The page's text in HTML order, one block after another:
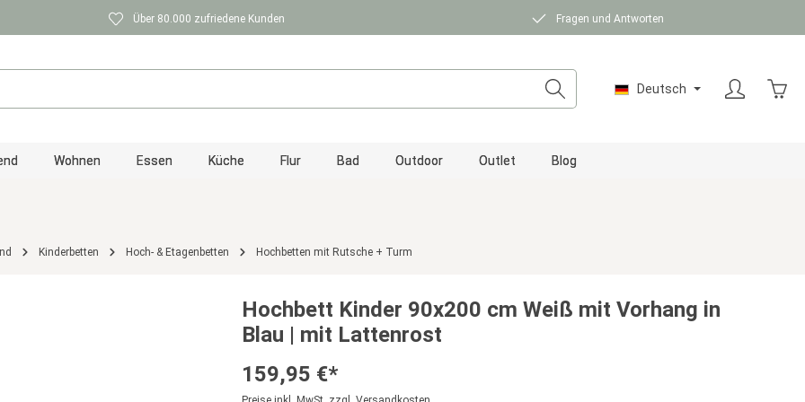
Über 80.000 zufriedene Kunden Fragen und Antworten
Deutsch
Wohnen Essen Küche Flur Bad Outdoor Outlet Blog
Kinderbetten Hoch- & Etagenbetten Hochbetten mit Rutsche + Turm
Hochbett Kinder 90x200 cm Weiß mit Vorhang in
Blau | mit Lattenrost
159,95 €*